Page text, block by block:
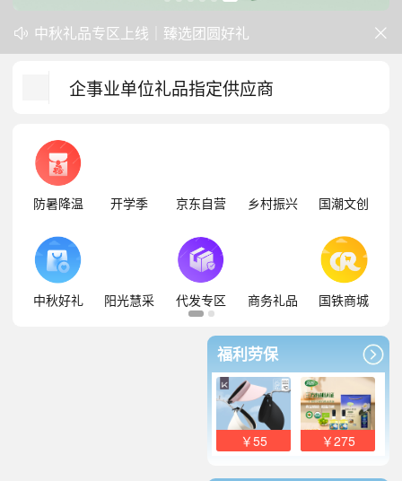

防暑降温一站式配齐，企业福利更省心
中秋礼品专区上线｜臻选团圆好礼 
企事业单位礼品指定供应商
防暑降温 开学季 京东自营 乡村振兴 国潮文创
中秋好礼 阳光慧采 代发专区 商务礼品 国铁商城
福利劳保
￥55 ￥275